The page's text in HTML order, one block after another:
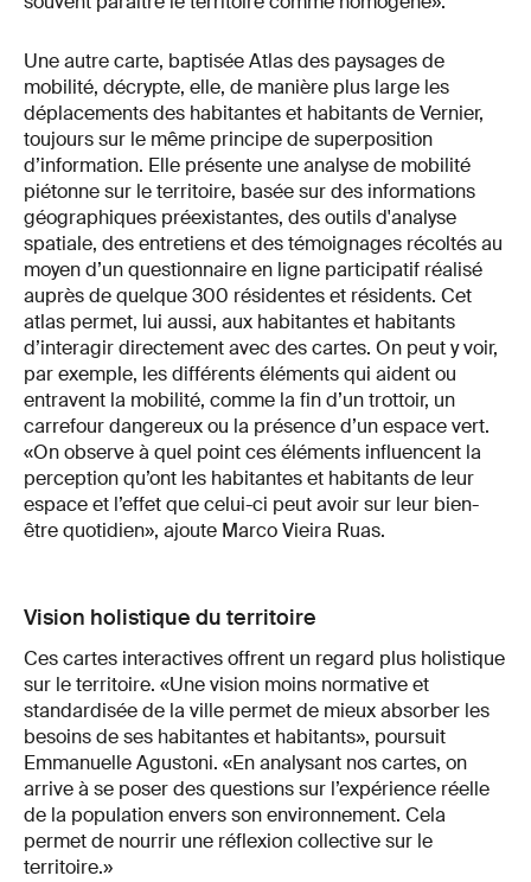
Une autre carte, baptisée Atlas des paysages de
mobilité, décrypte, elle, de manière plus large les
déplacements des habitantes et habitants de Vernier,
toujours sur le même principe de superposition
d’information. Elle présente une analyse de mobilité
piétonne sur le territoire, basée sur des informations
géographiques préexistantes, des outils d'analyse
spatiale, des entretiens et des témoignages récoltés au
moyen d’un questionnaire en ligne participatif réalisé
auprès de quelque 300 résidentes et résidents. Cet
atlas permet, lui aussi, aux habitantes et habitants
d’interagir directement avec des cartes. On peut y voir,
par exemple, les différents éléments qui aident ou
entravent la mobilité, comme la fin d’un trottoir, un
carrefour dangereux ou la présence d’un espace vert.
«On observe à quel point ces éléments influencent la
perception qu’ont les habitantes et habitants de leur
espace et l’effet que celui-ci peut avoir sur leur bien-
être quotidien», ajoute Marco Vieira Ruas.
Vision holistique du territoire
Ces cartes interactives offrent un regard plus holistique
sur le territoire. «Une vision moins normative et
standardisée de la ville permet de mieux absorber les
besoins de ses habitantes et habitants», poursuit
Emmanuelle Agustoni. «En analysant nos cartes, on
arrive à se poser des questions sur l’expérience réelle
de la population envers son environnement. Cela
permet de nourrir une réflexion collective sur le
territoire.»